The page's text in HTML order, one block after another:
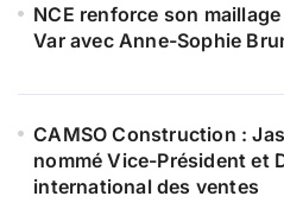
NCE renforce son
Var avec Anne-Sophie
CAMSO Construction :
nommé Vice-Président et
international des ventes